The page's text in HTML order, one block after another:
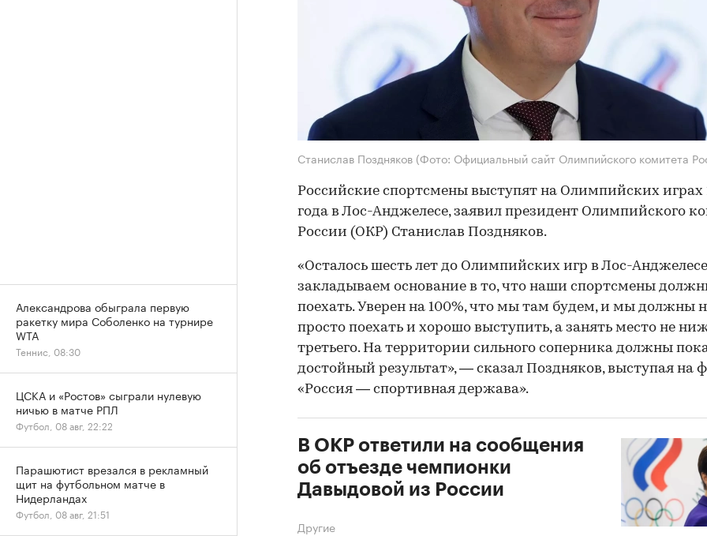
Станислав Поздняков (Фото: Официальный сайт Олимпийского комитета
Российские спортсмены выступят на Олимпийских играх
года в Лос-Анджелесе, заявил президент Олимпийского
России (ОКР) Станислав Поздняков.
«Осталось шесть лет до Олимпийских игр в Лос-
закладываем основание в то, что наши спортсмены
поехать. Уверен на 100%, что мы там будем, и мы должны
просто поехать и хорошо выступить, а занять место не
третьего. На территории сильного соперника должны
достойный результат», — сказал Поздняков, выступая на
«Россия — спортивная держава».
В ОКР ответили на сообщения
об отъезде чемпионки
Давыдовой из России
Другие
Александрова обыграла первую
ракетку мира Соболенко на турнире
WTA
Теннис, 08:30
ЦСКА и «Ростов» сыграли нулевую
ничью в матче РПЛ
Футбол, 08 авг, 22:22
Парашютист врезался в рекламный
щит на футбольном матче в
Нидерландах
Футбол, 08 авг, 21:51